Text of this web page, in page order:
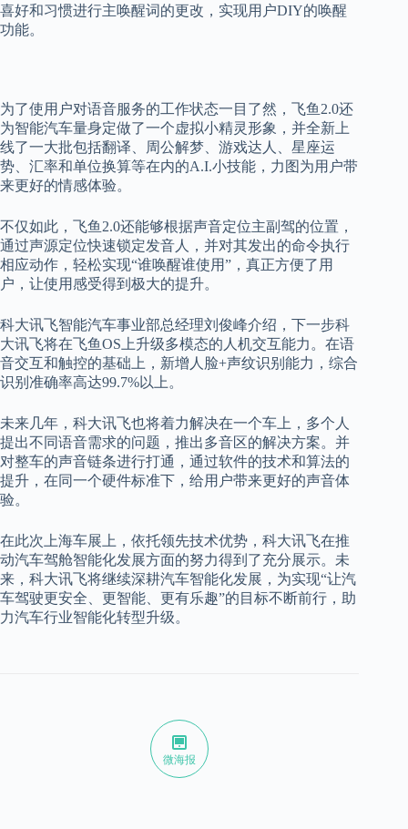
喜好和习惯进行主唤醒词的更改，实现用户DIY的唤醒
功能。
为了使用户对语音服务的工作状态一目了然，飞鱼2.0还
为智能汽车量身定做了一个虚拟小精灵形象，并全新上
线了一大批包括翻译、周公解梦、游戏达人、星座运
势、汇率和单位换算等在内的A.I.小技能，力图为用户带
来更好的情感体验。
不仅如此，飞鱼2.0还能够根据声音定位主副驾的位置，
通过声源定位快速锁定发音人，并对其发出的命令执行
相应动作，轻松实现“谁唤醒谁使用”，真正方便了用
户，让使用感受得到极大的提升。
科大讯飞智能汽车事业部总经理刘俊峰介绍，下一步科
大讯飞将在飞鱼OS上升级多模态的人机交互能力。在语
音交互和触控的基础上，新增人脸+声纹识别能力，综合
识别准确率高达99.7%以上。
未来几年，科大讯飞也将着力解决在一个车上，多个人
提出不同语音需求的问题，推出多音区的解决方案。并
对整车的声音链条进行打通，通过软件的技术和算法的
提升，在同一个硬件标准下，给用户带来更好的声音体
验。
在此次上海车展上，依托领先技术优势，科大讯飞在推
动汽车驾舱智能化发展方面的努力得到了充分展示。未
来，科大讯飞将继续深耕汽车智能化发展，为实现“让汽
车驾驶更安全、更智能、更有乐趣”的目标不断前行，助
力汽车行业智能化转型升级。
微海报